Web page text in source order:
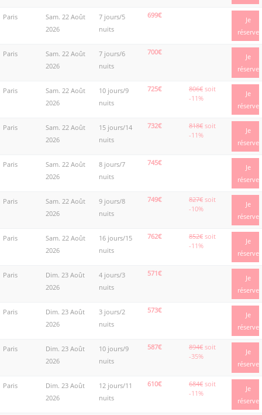
Paris
Sam. 22 Août
2026
7 jours/5
nuits
699€
Je
réserve
Paris
Sam. 22 Août
2026
7 jours/6
nuits
700€
Je
réserve
Paris
Sam. 22 Août
2026
10 jours/9
nuits
725€ 806€ soit
-11%
Je
réserve
Paris
Sam. 22 Août
2026
15 jours/14
nuits
732€ 818€ soit
-11%
Je
réserve
Paris
Sam. 22 Août
2026
8 jours/7
nuits
745€
Je
réserve
Paris
Sam. 22 Août
2026
9 jours/8
nuits
749€ 827€ soit
-10%
Je
réserve
Paris
Sam. 22 Août
2026
16 jours/15
nuits
762€ 852€ soit
-11%
Je
réserve
Paris
Dim. 23 Août
2026
4 jours/3
nuits
571€
Je
réserve
Paris
Dim. 23 Août
2026
3 jours/2
nuits
573€
Je
réserve
Paris
Dim. 23 Août
2026
10 jours/9
nuits
587€ 894€ soit
-35%
Je
réserve
Paris
Dim. 23 Août
2026
12 jours/11
nuits
610€ 684€ soit
-11%
Je
réserve